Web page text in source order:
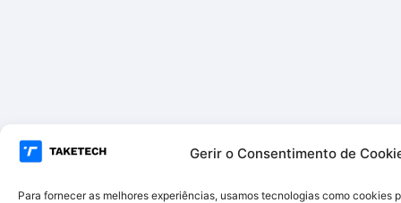
Gerir o Consentimento de
Para fornecer as melhores experiências, usamos tecnologias como cookies